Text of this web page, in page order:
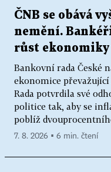
ČNB se obává
nemění.
růst ekonomiky
Bankovní rada České
ekonomice
Rada potvrdila své
politice tak, aby se
poblíž
7. 8. 2026 ▪ 6 min. čtení